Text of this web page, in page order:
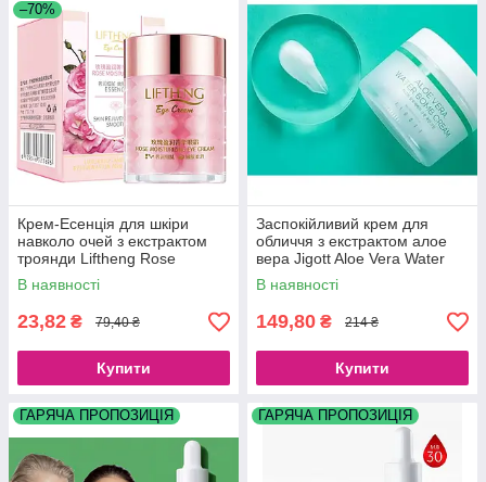
–70%
Крем-Есенція для шкіри
навколо очей з екстрактом
троянди Liftheng Rose
Moisturizing Eye Cream, 60 г
В наявності
23,82 ₴ 79,40 ₴
Купити
Заспокійливий крем для
обличчя з екстрактом алое
вера Jigott Aloe Vera Water
Bomb Cream, 150 ml
В наявності
149,80 ₴ 214 ₴
Купити
ГАРЯЧА ПРОПОЗИЦІЯ ГАРЯЧА ПРОПОЗИЦІЯ